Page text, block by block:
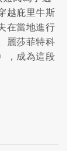
越庇里牛斯
在當地進行
麗莎菲特科
，成為這段